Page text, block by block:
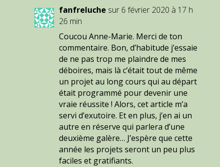
fanfreluche sur 6 février 2020 à 17 h
26 min
Coucou Anne-Marie. Merci de ton
commentaire. Bon, d’habitude j’essaie
de ne pas trop me plaindre de mes
déboires, mais là c’était tout de même
un projet au long cours qui au départ
était programmé pour devenir une
vraie réussite ! Alors, cet article m’a
servi d’exutoire. Et en plus, j’en ai un
autre en réserve qui parlera d’une
deuxième galère… J’espère que cette
année les projets seront un peu plus
faciles et gratifiants.